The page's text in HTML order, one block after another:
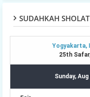
SUDAHKAH SHOLAT